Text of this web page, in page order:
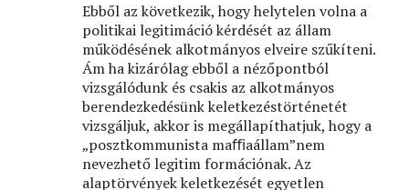
Ebből az következik, hogy helytelen volna a
politikai legitimáció kérdését az állam
működésének alkotmányos elveire szűkíteni.
Ám ha kizárólag ebből a nézőpontból
vizsgálódunk és csakis az alkotmányos
berendezkedésünk keletkezéstörténetét
vizsgáljuk, akkor is megállapíthatjuk, hogy a
„posztkommunista maﬃaállam”nem
nevezhető legitim formációnak. Az
alaptörvények keletkezését egyetlen